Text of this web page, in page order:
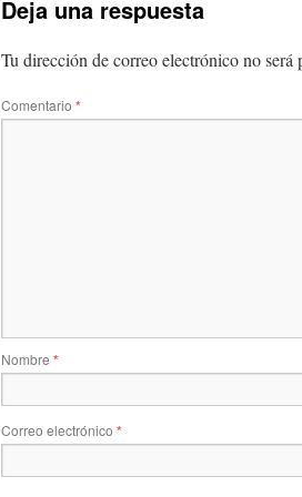
Deja una respuesta
Tu dirección de correo electrónico no será
Comentario *
Nombre *
Correo electrónico *